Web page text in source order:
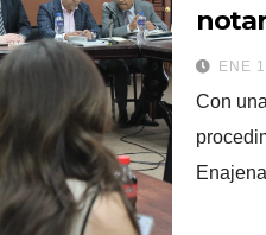
ENE
Con